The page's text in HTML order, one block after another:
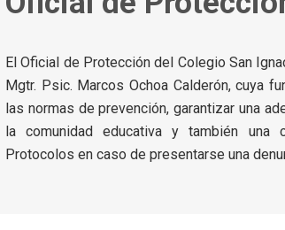
El Oficial de Protección del Colegio San
Mgtr. Psic. Marcos Ochoa Calderón, cuya
las normas de prevención, garantizar una
la comunidad educativa y también una
Protocolos en caso de presentarse una